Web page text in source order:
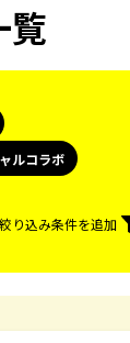
覧
ルコラボ
絞り込み条件を追加